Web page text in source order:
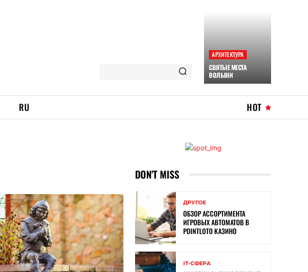
АРХИТЕКТУРА
СВЯТЫЕ МЕСТА
ВОЛЫНИ
RU HOT
DON'T MISS
ДРУГОЕ
ОБЗОР АССОРТИМЕНТА
ИГРОВЫХ АВТОМАТОВ В
POINTLOTO КАЗИНО
ІТ-СФЕРА